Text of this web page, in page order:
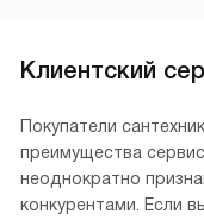
Клиентский
Покупатели
преимущества
неоднократно
конкурентами. Если